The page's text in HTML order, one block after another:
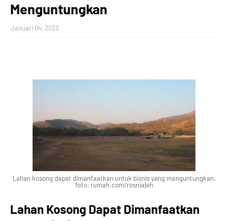
Menguntungkan
Januari 04, 2023
Lahan kosong dapat dimanfaatkan untuk bisnis yang menguntungkan.
foto: rumah.com/rosniajeh
Lahan Kosong Dapat Dimanfaatkan